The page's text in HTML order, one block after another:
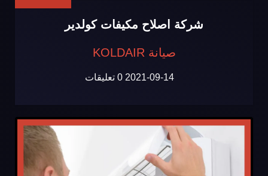
شركة اصلاح مكيفات كولدير
صيانة KOLDAIR
2021-09-14 0 تعليقات